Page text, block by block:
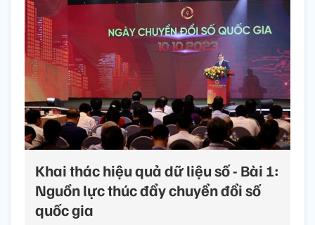
Khai thác hiệu quả dữ liệu số - Bài 1:
Nguồn lực thúc đẩy chuyển đổi số
quốc gia